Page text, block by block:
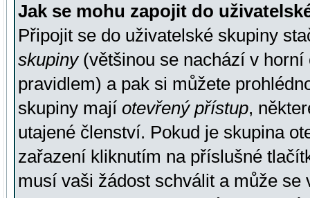
Jak se mohu zapojit do
Připojit se do uživatelské skupiny
skupiny(většinou se nachází v horní
pravidlem) a pak si můžete
skupiny mají otevřený přístup,
utajené členství. Pokud je skupina
zařazení kliknutím na příslušné
musí vaši žádost schválit a může se